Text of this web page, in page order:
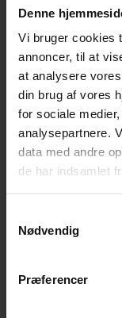
Denne
Vi bruger cookies
annoncer, til at
at analysere
din brug af vores
for sociale
analysepartnere.
data med andre
de har indsamlet
Nødvendig
Præferencer